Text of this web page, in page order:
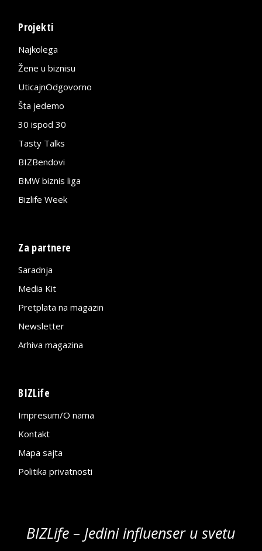
Projekti
Najkolega
Žene u biznisu
UticajnOdgovorno
Šta jedemo
30 ispod 30
Tasty Talks
BIZBendovi
BMW biznis liga
Bizlife Week
Za partnere
Saradnja
Media Kit
Pretplata na magazin
Newsletter
Arhiva magazina
BIZLife
Impresum/O nama
Kontakt
Mapa sajta
Politika privatnosti
BIZLife – Jedini influenser u svetu